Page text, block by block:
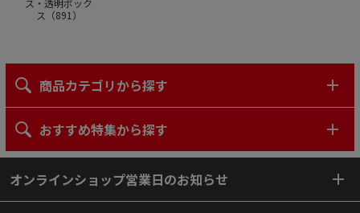
ス・透明ボック
ス（891 ）
商品カテゴリから探す
おすすめ特集から探す
オンラインショップ営業日のお知らせ